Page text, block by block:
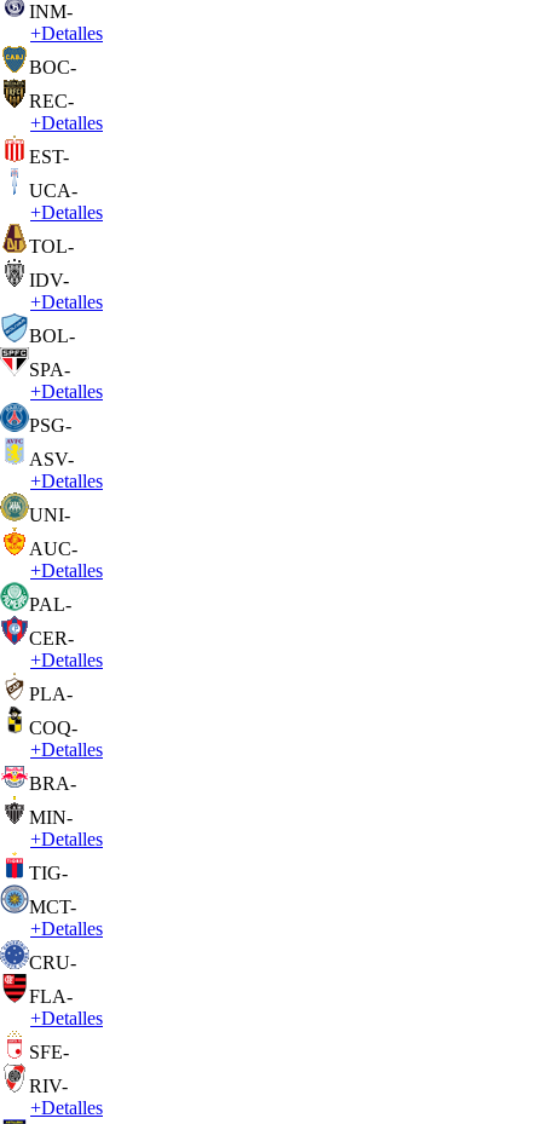
INM-
+Detalles
BOC-
REC-
+Detalles
EST-
UCA-
+Detalles
TOL-
IDV-
+Detalles
BOL-
SPA-
+Detalles
PSG-
ASV-
+Detalles
UNI-
AUC-
+Detalles
PAL-
CER-
+Detalles
PLA-
COQ-
+Detalles
BRA-
MIN-
+Detalles
TIG-
MCT-
+Detalles
CRU-
FLA-
+Detalles
SFE-
RIV-
+Detalles